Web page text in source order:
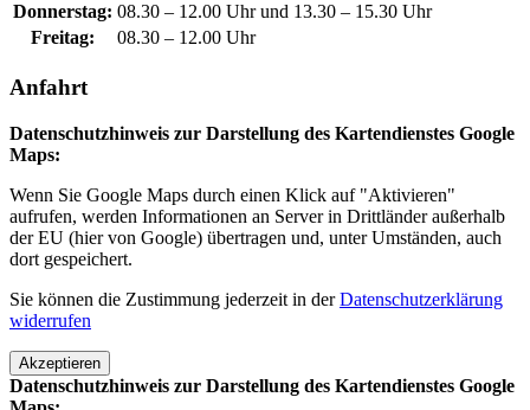
Donnerstag: 08.30 – 12.00 Uhr und 13.30 – 15.30 Uhr
Freitag:
08.30 – 12.00 Uhr
Anfahrt
Datenschutzhinweis zur Darstellung des Kartendienstes Google
Maps:
Wenn Sie Google Maps durch einen Klick auf "Aktivieren"
aufrufen, werden Informationen an Server in Drittländer außerhalb
der EU (hier von Google) übertragen und, unter Umständen, auch
dort gespeichert.
Sie können die Zustimmung jederzeit in derDatenschutzerklärung
widerrufen
Akzeptieren
Datenschutzhinweis zur Darstellung des Kartendienstes Google